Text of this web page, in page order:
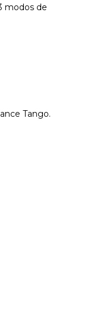
modos de
Tango.